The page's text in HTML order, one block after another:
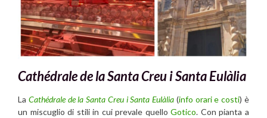
Cathédrale de la Santa Creu i Santa Eulàlia
La Cathédrale de la Santa Creu i Santa Eulàlia (info orari e costi) è
un miscuglio di stili in cui prevale quello Gotico. Con pianta a